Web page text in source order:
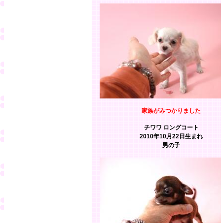
家族がみつかりました
チワワ ロングコート
2010年10月22日生まれ
男の子